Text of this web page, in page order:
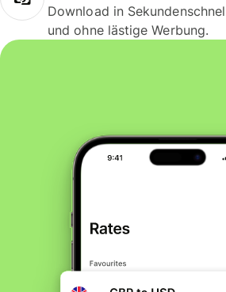
Download in
und ohne lästige Werbung.